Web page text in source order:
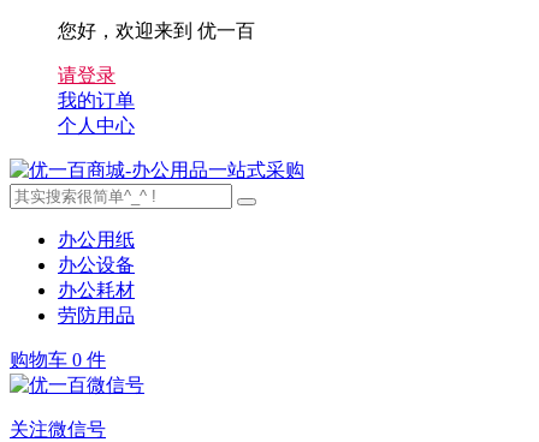
您好，欢迎来到 优一百
请登录
我的订单
个人中心
办公用纸
办公设备
办公耗材
劳防用品
购物车 0 件
关注微信号